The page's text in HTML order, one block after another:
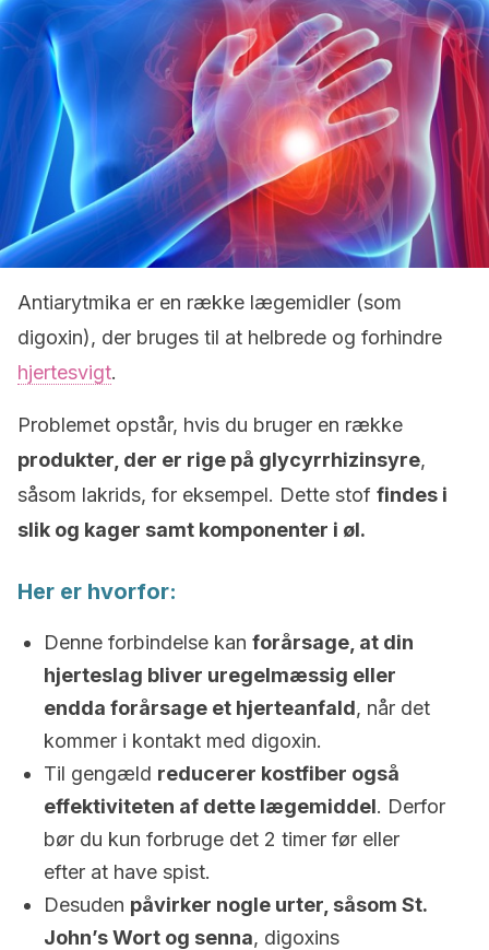
Antiarytmika er en række lægemidler (som
digoxin), der bruges til at helbrede og forhindre
hjertesvigt.
Problemet opstår, hvis du bruger en række
produkter, der er rige på glycyrrhizinsyre,
såsom lakrids, for eksempel. Dette stof findes i
slik og kager samt komponenter i øl.
Her er hvorfor:
Denne forbindelse kan forårsage, at din
hjerteslag bliver uregelmæssig eller
endda forårsage et hjerteanfald, når det
kommer i kontakt med digoxin.
Til gengæld reducerer kostfiber også
effektiviteten af ​​dette lægemiddel. Derfor
bør du kun forbruge det 2 timer før eller
efter at have spist.
Desuden påvirker nogle urter, såsom St.
John’s Wort og senna, digoxins